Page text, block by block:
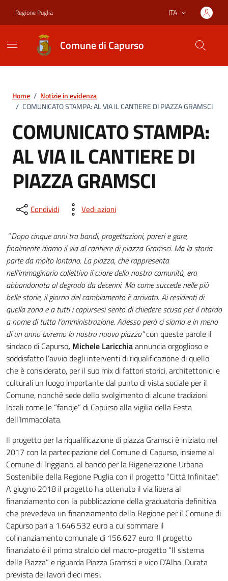
Regione Puglia Lingua attiva:
ITA
Comune di Capurso
Home / Notizie in evidenza
/ COMUNICATO STAMPA: AL VIA IL CANTIERE DI PIAZZA GRAMSCI
COMUNICATO STAMPA:
AL VIA IL CANTIERE DI
PIAZZA GRAMSCI
Condividi Vedi azioni
“Dopo cinque anni tra bandi, progettazioni, pareri e gare,
finalmente diamo il via al cantiere di piazza Gramsci. Ma la storia
parte da molto lontano. La piazza, che rappresenta
nell’immaginario collettivo il cuore della nostra comunità, era
abbandonata al degrado da decenni. Ma come succede nelle più
belle storie, il giorno del cambiamento è arrivato. Ai residenti di
quella zona e a tutti i capursesi sento di chiedere scusa per il ritardo
a nome di tutta l’amministrazione. Adesso però ci siamo e in meno
di un anno avremo la nostra nuova piazza”con queste parole il
sindaco di Capurso, Michele Laricchiaannuncia orgoglioso e
soddisfatto l’avvio degli interventi di riqualificazione di quello
che è considerato, per il suo mix di fattori storici, architettonici e
culturali un luogo importante dal punto di vista sociale per il
Comune, nonché sede dello svolgimento di alcune tradizioni
locali come le “fanoje” di Capurso alla vigilia della Festa
dell’Immacolata.
Il progetto per la riqualificazione di piazza Gramsci è iniziato nel
2017 con la partecipazione del Comune di Capurso, insieme al
Comune di Triggiano, al bando per la Rigenerazione Urbana
Sostenibile della Regione Puglia con il progetto “Città Infinitae”.
A giugno 2018 il progetto ha ottenuto il via libera al
finanziamento con la pubblicazione della graduatoria definitiva
che prevedeva un finanziamento della Regione per il Comune di
Capurso pari a 1.646.532 euro a cui sommare il
cofinanziamento comunale di 156.627 euro. Il progetto
finanziato è il primo stralcio del macro-progetto “Il sistema
delle Piazza” e riguarda Piazza Gramsci e vico D’Alba. Durata
prevista dei lavori dieci mesi.